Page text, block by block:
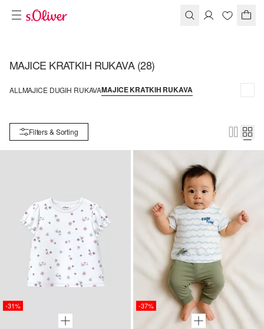
MAJICE KRATKIH RUKAVA(28)
ALL MAJICE DUGIH RUKAVAMAJICE KRATKIH RUKAVA
Filters & Sorting
-31% -37%